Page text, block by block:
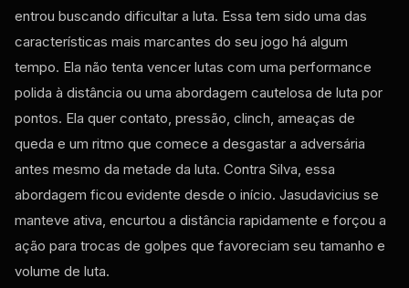
entrou buscando dificultar a luta. Essa tem sido uma das
características mais marcantes do seu jogo há algum
tempo. Ela não tenta vencer lutas com uma performance
polida à distância ou uma abordagem cautelosa de luta por
pontos. Ela quer contato, pressão, clinch, ameaças de
queda e um ritmo que comece a desgastar a adversária
antes mesmo da metade da luta. Contra Silva, essa
abordagem ficou evidente desde o início. Jasudavicius se
manteve ativa, encurtou a distância rapidamente e forçou a
ação para trocas de golpes que favoreciam seu tamanho e
volume de luta.